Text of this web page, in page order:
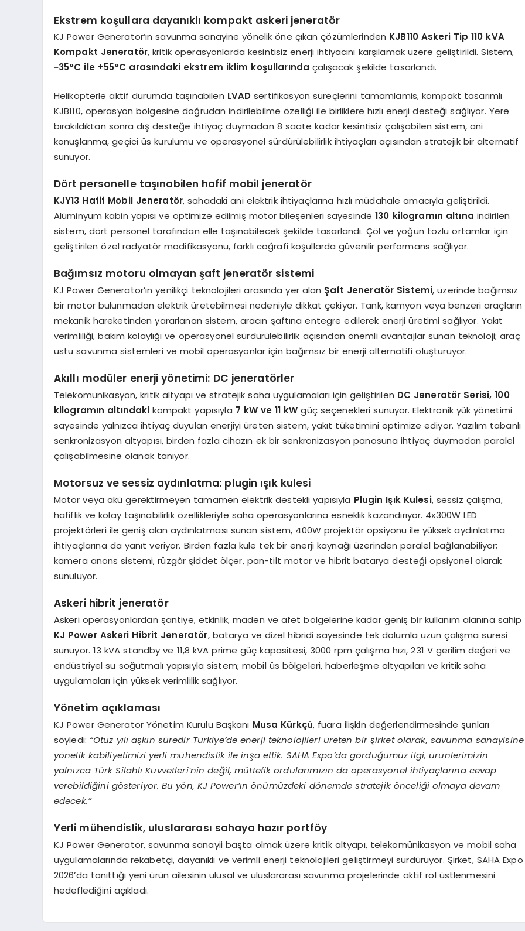
Ekstrem koşullara dayanıklı kompakt askeri jeneratör
KJ Power Generator’ın savunma sanayine yönelik öne çıkan çözümlerinden KJB110 Askeri Tip 110 kVA
Kompakt Jeneratör, kritik operasyonlarda kesintisiz enerji ihtiyacını karşılamak üzere geliştirildi. Sistem,
−35°C ile +55°C arasındaki ekstrem iklim koşullarında çalışacak şekilde tasarlandı.
Helikopterle aktif durumda taşınabilen LVADsertifikasyon süreçlerini tamamlamis, kompakt tasarımlı
KJB110, operasyon bölgesine doğrudan indirilebilme özelliği ile birliklere hızlı enerji desteği sağlıyor. Yere
bırakıldıktan sonra dış desteğe ihtiyaç duymadan 8 saate kadar kesintisiz çalışabilen sistem, ani
konuşlanma, geçici üs kurulumu ve operasyonel sürdürülebilirlik ihtiyaçları açısından stratejik bir alternatif
sunuyor.
Dört personelle taşınabilen hafif mobil jeneratör
KJY13 Hafif Mobil Jeneratör, sahadaki ani elektrik ihtiyaçlarına hızlı müdahale amacıyla geliştirildi.
Alüminyum kabin yapısı ve optimize edilmiş motor bileşenleri sayesinde130 kilogramın altına indirilen
sistem, dört personel tarafından elle taşınabilecek şekilde tasarlandı. Çöl ve yoğun tozlu ortamlar için
geliştirilen özel radyatör modifikasyonu, farklı coğrafi koşullarda güvenilir performans sağlıyor.
Bağımsız motoru olmayan şaft jeneratör sistemi
KJ Power Generator’ın yenilikçi teknolojileri arasında yer alanŞaft Jeneratör Sistemi, üzerinde bağımsız
bir motor bulunmadan elektrik üretebilmesi nedeniyle dikkat çekiyor. Tank, kamyon veya benzeri araçların
mekanik hareketinden yararlanan sistem, aracın şaftına entegre edilerek enerji üretimi sağlıyor. Yakıt
verimliliği, bakım kolaylığı ve operasyonel sürdürülebilirlik açısından önemli avantajlar sunan teknoloji; araç
üstü savunma sistemleri ve mobil operasyonlar için bağımsız bir enerji alternatifi oluşturuyor.
Akıllı modüler enerji yönetimi: DC jeneratörler
Telekomünikasyon, kritik altyapı ve stratejik saha uygulamaları için geliştirilen DC Jeneratör Serisi, 100
kilogramın altındaki kompakt yapısıyla 7 kW ve 11 kW güç seçenekleri sunuyor. Elektronik yük yönetimi
sayesinde yalnızca ihtiyaç duyulan enerjiyi üreten sistem, yakıt tüketimini optimize ediyor. Yazılım tabanlı
senkronizasyon altyapısı, birden fazla cihazın ek bir senkronizasyon panosuna ihtiyaç duymadan paralel
çalışabilmesine olanak tanıyor.
Motorsuz ve sessiz aydınlatma: plugin ışık kulesi
Motor veya akü gerektirmeyen tamamen elektrik destekli yapısıyla Plugin Işık Kulesi, sessiz çalışma,
hafiflik ve kolay taşınabilirlik özellikleriyle saha operasyonlarına esneklik kazandırıyor. 4x300W LED
projektörleri ile geniş alan aydınlatması sunan sistem, 400W projektör opsiyonu ile yüksek aydınlatma
ihtiyaçlarına da yanıt veriyor. Birden fazla kule tek bir enerji kaynağı üzerinden paralel bağlanabiliyor;
kamera anons sistemi, rüzgâr şiddet ölçer, pan-tilt motor ve hibrit batarya desteği opsiyonel olarak
sunuluyor.
Askeri hibrit jeneratör
Askeri operasyonlardan şantiye, etkinlik, maden ve afet bölgelerine kadar geniş bir kullanım alanına sahip
KJ Power Askeri Hibrit Jeneratör, batarya ve dizel hibridi sayesinde tek dolumla uzun çalışma süresi
sunuyor. 13 kVA standby ve 11,8 kVA prime güç kapasitesi, 3000 rpm çalışma hızı, 231 V gerilim değeri ve
endüstriyel su soğutmalı yapısıyla sistem; mobil üs bölgeleri, haberleşme altyapıları ve kritik saha
uygulamaları için yüksek verimlilik sağlıyor.
Yönetim açıklaması
KJ Power Generator Yönetim Kurulu Başkanı Musa Kürkçü, fuara ilişkin değerlendirmesinde şunları
söyledi: “Otuz yılı aşkın süredir Türkiye’de enerji teknolojileri üreten bir şirket olarak, savunma sanayisine
yönelik kabiliyetimizi yerli mühendislik ile inşa ettik. SAHA Expo’da gördüğümüz ilgi, ürünlerimizin
yalnızca Türk Silahlı Kuvvetleri’nin değil, müttefik ordularımızın da operasyonel ihtiyaçlarına cevap
verebildiğini gösteriyor. Bu yön, KJ Power’ın önümüzdeki dönemde stratejik önceliği olmaya devam
edecek.”
Yerli mühendislik, uluslararası sahaya hazır portföy
KJ Power Generator, savunma sanayii başta olmak üzere kritik altyapı, telekomünikasyon ve mobil saha
uygulamalarında rekabetçi, dayanıklı ve verimli enerji teknolojileri geliştirmeyi sürdürüyor. Şirket, SAHA Expo
2026’da tanıttığı yeni ürün ailesinin ulusal ve uluslararası savunma projelerinde aktif rol üstlenmesini
hedeflediğini açıkladı.